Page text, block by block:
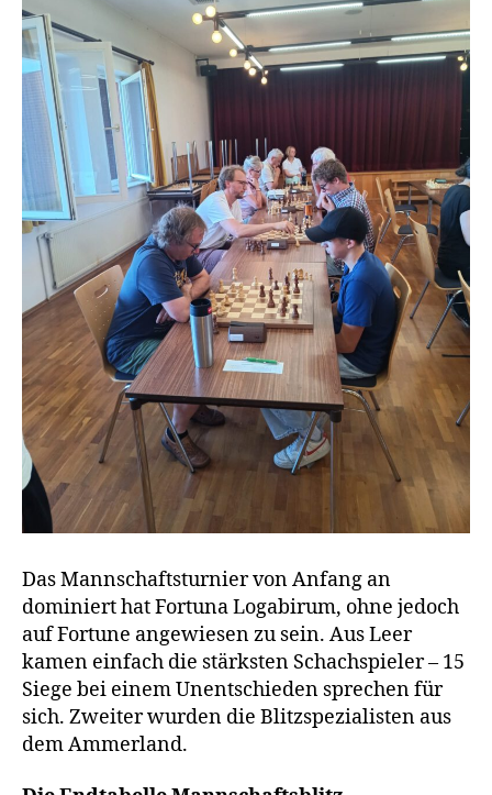
Das Mannschaftsturnier von Anfang an
dominiert hat Fortuna Logabirum, ohne jedoch
auf Fortune angewiesen zu sein. Aus Leer
kamen einfach die stärksten Schachspieler – 15
Siege bei einem Unentschieden sprechen für
sich. Zweiter wurden die Blitzspezialisten aus
dem Ammerland.